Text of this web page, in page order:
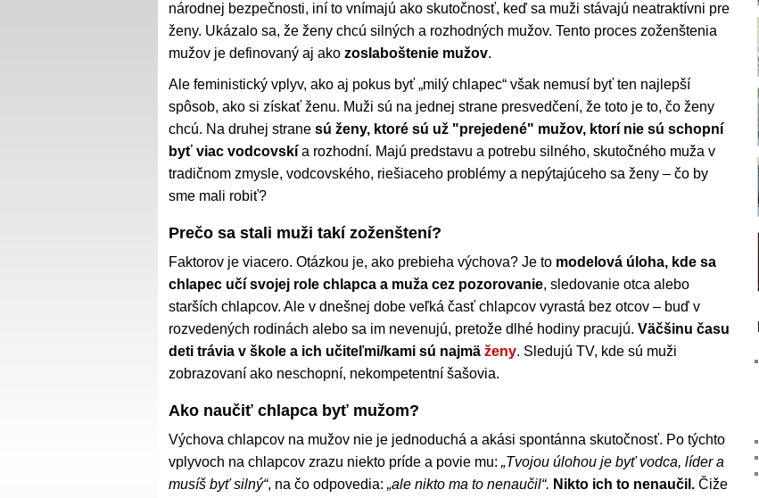
národnej bezpečnosti, iní to vnímajú ako skutočnosť, keď sa muži stávajú neatraktívni pre
ženy. Ukázalo sa, že ženy chcú silných a rozhodných mužov. Tento proces zoženštenia
mužov je definovaný aj ako zoslaboštenie mužov.
Ale feministický vplyv, ako aj pokus byť „milý chlapec“ však nemusí byť ten najlepší
spôsob, ako si získať ženu. Muži sú na jednej strane presvedčení, že toto je to, čo ženy
chcú. Na druhej strane sú ženy, ktoré sú už "prejedené" mužov, ktorí nie sú schopní
byť viac vodcovskí a rozhodní. Majú predstavu a potrebu silného, skutočného muža v
tradičnom zmysle, vodcovského, riešiaceho problémy a nepýtajúceho sa ženy – čo by
sme mali robiť?
Prečo sa stali muži takí zoženštení?
Faktorov je viacero. Otázkou je, ako prebieha výchova? Je to modelová úloha, kde sa
chlapec učí svojej role chlapca a muža cez pozorovanie, sledovanie otca alebo
starších chlapcov. Ale v dnešnej dobe veľká časť chlapcov vyrastá bez otcov – buď v
rozvedených rodinách alebo sa im nevenujú, pretože dlhé hodiny pracujú. Väčšinu času
deti trávia v škole a ich učiteľmi/kami sú najmä ženy. Sledujú TV, kde sú muži
zobrazovaní ako neschopní, nekompetentní šašovia.
Ako naučiť chlapca byť mužom?
Výchova chlapcov na mužov nie je jednoduchá a akási spontánna skutočnosť. Po týchto
vplyvoch na chlapcov zrazu niekto príde a povie mu: „Tvojou úlohou je byť vodca, líder a
musíš byť silný“, na čo odpovedia: „ale nikto ma to nenaučil“. Nikto ich to nenaučil. Čiže